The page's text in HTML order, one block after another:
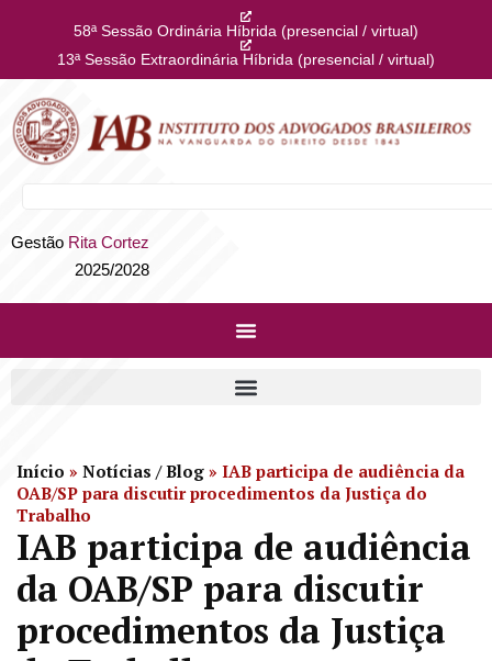
58ª Sessão Ordinária Híbrida (presencial / virtual)
13ª Sessão Extraordinária Híbrida (presencial / virtual)
Gestão Rita Cortez
2025/2028
Início » Notícias / Blog » IAB participa de audiência da
OAB/SP para discutir procedimentos da Justiça do
Trabalho
IAB participa de audiência
da OAB/SP para discutir
procedimentos da Justiça